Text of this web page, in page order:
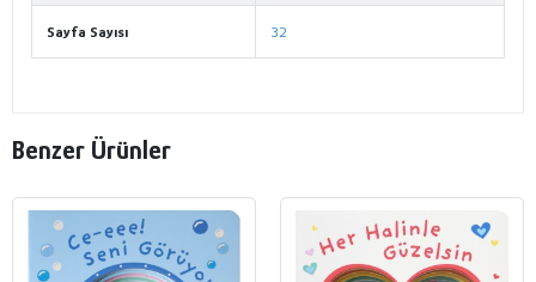
Sayfa Sayısı 32
Benzer Ürünler